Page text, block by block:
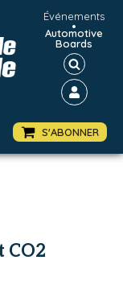
Événements
•
Automotive
Boards
S'ABONNER
CO2